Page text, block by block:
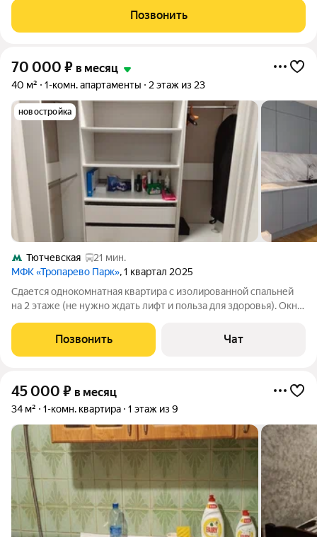
Квартира полностью мебелированна, все для жизни есть
можно заехать и жить. Так же в
Позвонить
70 000 ₽ в месяц
40 м² 1-комн. апартаменты 2 этаж из 23
новостройка
Тютчевская
21 мин.
МФК «Тропарево Парк», 1 квартал 2025
Сдается однокомнатная квартира с изолированной спальней
на 2 этаже (не нужно ждать лифт и польза для здоровья). Окна
всех комнатах для вашего комфорта. В кухне гостиной есть
стол, 2 стула,
Позвонить Чат
45 000 ₽ в месяц
34 м² 1-комн. квартира 1 этаж из 9